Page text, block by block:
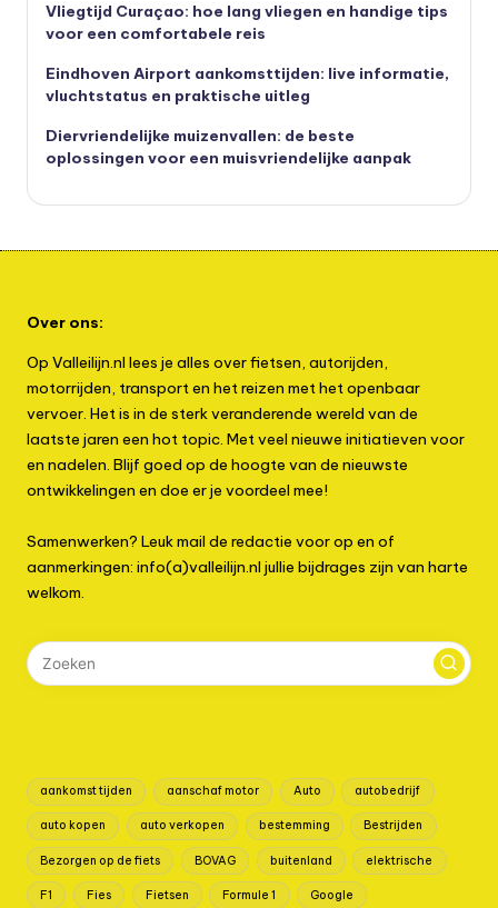
Vliegtijd Curaçao: hoe lang vliegen en handige tips
voor een comfortabele reis
Eindhoven Airport aankomsttijden: live informatie,
vluchtstatus en praktische uitleg
Diervriendelijke muizenvallen: de beste
oplossingen voor een muisvriendelijke aanpak
Over ons:
Op Valleilijn.nl lees je alles over fietsen, autorijden,
motorrijden, transport en het reizen met het openbaar
vervoer. Het is in de sterk veranderende wereld van de
laatste jaren een hot topic. Met veel nieuwe initiatieven voor
en nadelen. Blijf goed op de hoogte van de nieuwste
ontwikkelingen en doe er je voordeel mee!
Samenwerken? Leuk mail de redactie voor op en of
aanmerkingen: info(a)valleilijn.nl jullie bijdrages zijn van harte
welkom.
aankomst tijden aanschaf motor Auto autobedrijf
auto kopen auto verkopen bestemming Bestrijden
Bezorgen op de fiets BOVAG buitenland elektrische
F1 Fies Fietsen Formule 1 Google